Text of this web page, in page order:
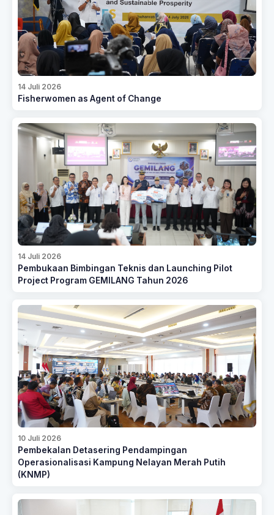
14 Juli 2026
Fisherwomen as Agent of Change
14 Juli 2026
Pembukaan Bimbingan Teknis dan Launching Pilot
Project Program GEMILANG Tahun 2026
10 Juli 2026
Pembekalan Detasering Pendampingan
Operasionalisasi Kampung Nelayan Merah Putih
(KNMP)